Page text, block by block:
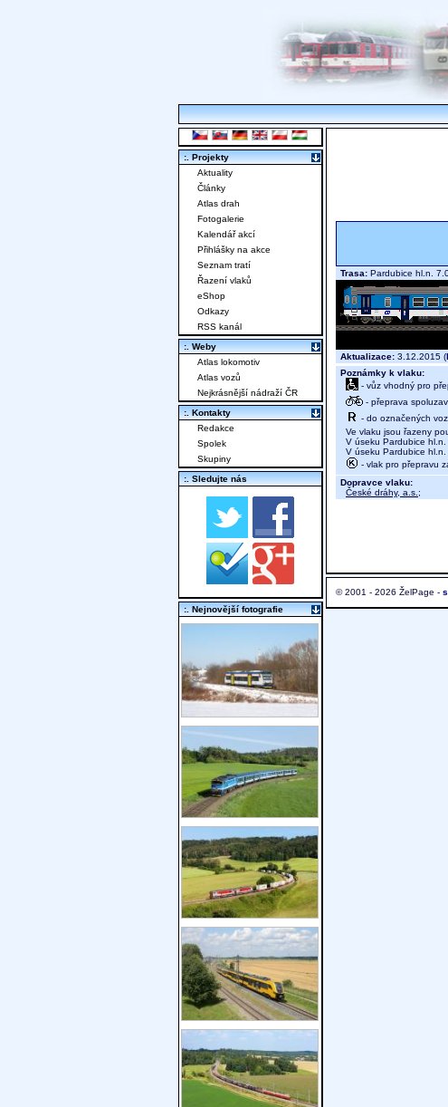
Trasa: Pardubice hl.n.
Aktualizace: 3.12.2015 (
Poznámky k vlaku:
- vůz vhodný pro
- přeprava
- do označených
Ve vlaku jsou řazeny
V úseku Pardubice
V úseku Pardubice
- vlak pro přepravu
Dopravce vlaku:
České dráhy, a.s. ;
© 2001 - 2026 ŽelPage -
:. Projekty
Aktuality
Články
Atlas drah
Fotogalerie
Kalendář akcí
Přihlášky na akce
Seznam tratí
Řazení vlaků
eShop
Odkazy
RSS kanál
:. Weby
Atlas lokomotiv
Atlas vozů
Nejkrásnější nádraží ČR
:. Kontakty
Redakce
Spolek
Skupiny
:. Sledujte nás
:. Nejnovější fotografie